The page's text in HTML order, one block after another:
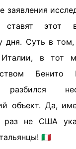
заявления
ставят этот
дня. Суть в
в тот
Бенито
объект. Да,
раз не США
🇮🇹